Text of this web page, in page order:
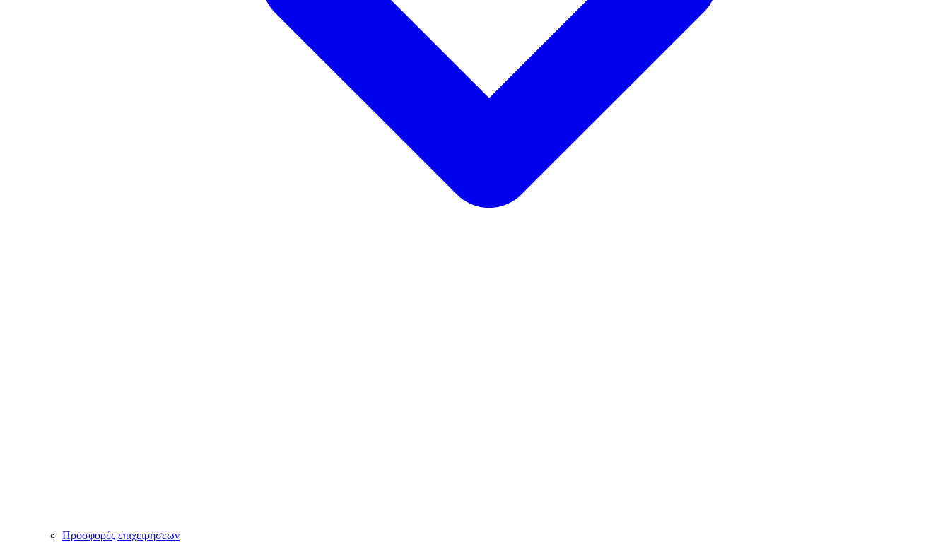
Προσφορές επιχειρήσεων